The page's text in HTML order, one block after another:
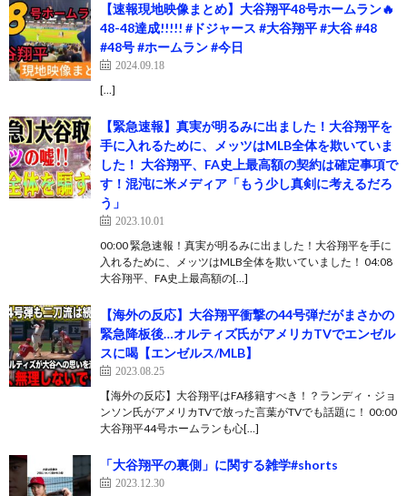
【速報現地映像まとめ】大谷翔平48号ホームラン🔥
48-48達成!!!!! #ドジャース #大谷翔平 #大谷 #48
#48号 #ホームラン #今日
2024.09.18
[…]
【緊急速報】真実が明るみに出ました！大谷翔平を
手に入れるために、メッツはMLB全体を欺いていま
した！ 大谷翔平、FA史上最高額の契約は確定事項で
す！混沌に米メディア「もう少し真剣に考えるだろ
う」
2023.10.01
00:00 緊急速報！真実が明るみに出ました！大谷翔平を手に
入れるために、メッツはMLB全体を欺いていました！ 04:08
大谷翔平、FA史上最高額の[…]
【海外の反応】大谷翔平衝撃の44号弾だがまさかの
緊急降板後…オルティズ氏がアメリカTVでエンゼル
スに喝【エンゼルス/MLB】
2023.08.25
【海外の反応】大谷翔平はFA移籍すべき！？ランディ・ジョ
ンソン氏がアメリカTVで放った言葉がTVでも話題に！ 00:00
大谷翔平44号ホームランも心[…]
「大谷翔平の裏側」に関する雑学#shorts
2023.12.30